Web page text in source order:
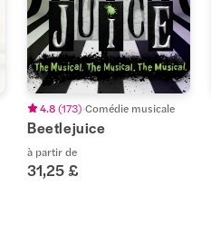
4.8(173) Comédie musicale
Beetlejuice
à partir de
31,25 £